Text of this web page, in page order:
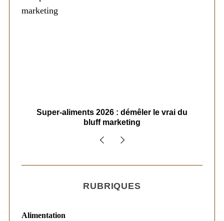
Super-aliments 2026 : démêler le vrai du
bluff marketing
RUBRIQUES
Alimentation